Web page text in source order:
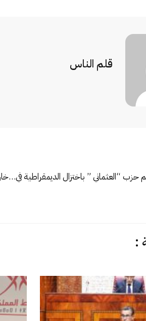
قلم الناس
“العثماني ” باختزال الديمقراطية في…
: